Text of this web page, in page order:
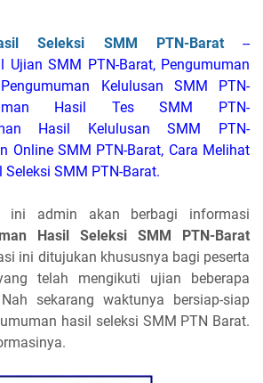
Seleksi SMM PTN-Barat--
Ujian SMM PTN-Barat, Pengumuman
Kelulusan SMM PTN-
Hasil Tes SMM PTN-
Hasil Kelulusan SMM PTN-
Online SMM PTN-Barat, Cara Melihat
SMM PTN-Barat.
ini admin akan berbagi informasi
Hasil Seleksi SMM PTN-Barat
ini ditujukan khususnya bagi peserta
telah mengikuti ujian beberapa
sekarang waktunya bersiap-siap
hasil seleksi SMM PTN Barat.